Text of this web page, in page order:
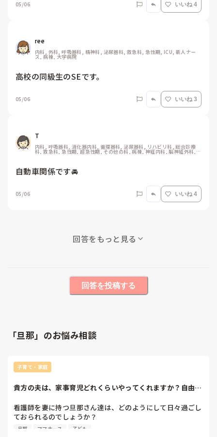
05/06 いいね 4
ree
内科, 外科, 呼吸器科, 精神科, 泌尿器科, 救急科, 急性期, ICU, 新人ナー
ス, 病棟, 大学病院
高校の同級生のSEです。
05/06 いいね 3
T
内科, 呼吸器科, 消化器内科, 循環器科, 泌尿器科, リハビリ科, 総合診療
科, 救急科, 急性期, 超急性期, その他の科, 病棟, 神経内科, 脳神経外科,
一般病院, 慢性期, 回復期, 終末期, オペ室, 透析
自動車関係です🚘
05/06 いいね 4
回答をもっと見る
回答を投稿する
「旦那」のお悩み相談
子育て・家庭
貴方の夫は、家事育児どれくらいやってくれますか？自由時
看護師を妻に持つ旦那さん達は、どのようにして日々過ごし
ておられるのでしょうか？
看護師は日々勉強していかなければなりません。家事育児仕
旦那 ママナース 子ども